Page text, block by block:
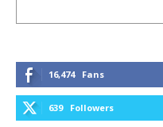
16,474 Fans
639 Followers